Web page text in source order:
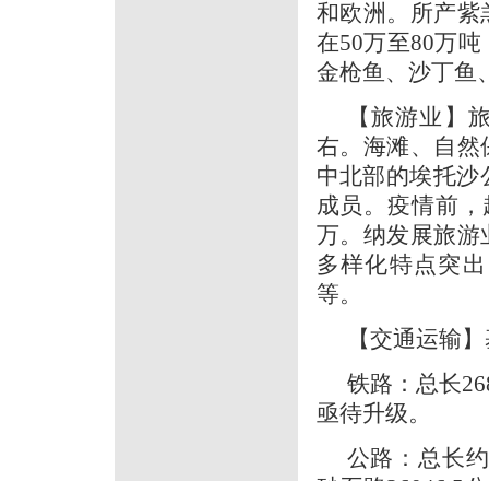
和欧洲。所产紫
在50万至80万
金枪鱼、沙丁鱼
【旅游业】
右。海滩、自然
中北部的埃托沙
成员。疫情前
万。纳发展旅游
多样化特点突
等。
【交通运输
铁路：总长
亟待升级。
公路：总长